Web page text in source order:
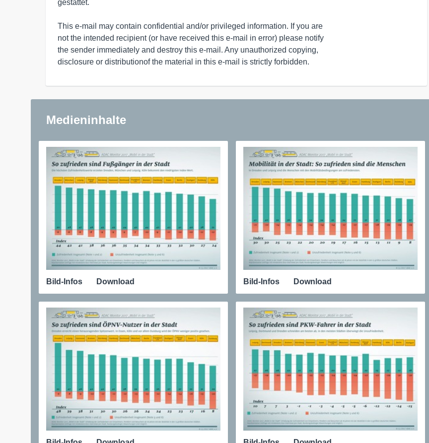
gestattet.
This e-mail may contain confidential and/or privileged information. If you are
not the intended recipient (or have received this e-mail in error) please notify
the sender immediately and destroy this e-mail. Any unauthorized copying,
disclosure or distributionof the material in this e-mail is strictly forbidden.
Medieninhalte
Bild-Infos Download Bild-Infos Download